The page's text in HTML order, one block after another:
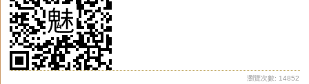
瀏覽次數: 14852